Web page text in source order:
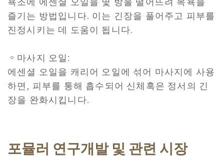
즐기는 방법입니다. 이는 긴장을 풀어주고 피부를
진정시키는 데 도움이 됩니다.
。마사지 오일:
에센셜 오일을 캐리어 오일에 섞어 마사지에 사용
하면, 피부를 통해 흡수되어 신체혹은 정서의 긴
장을 완화시킵니다.
포뮬러 연구개발 및 관련 시장